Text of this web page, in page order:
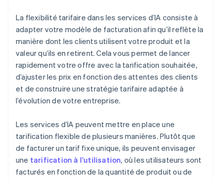
La flexibilité tarifaire dans les services d’IA consiste à
adapter votre modèle de facturation afin qu’il reflète la
manière dont les clients utilisent votre produit et la
valeur qu’ils en retirent. Cela vous permet de lancer
rapidement votre offre avec la tarification souhaitée,
d’ajuster les prix en fonction des attentes des clients
et de construire une stratégie tarifaire adaptée à
l’évolution de votre entreprise.
Les services d’IA peuvent mettre en place une
tarification flexible de plusieurs manières. Plutôt que
de facturer un tarif fixe unique, ils peuvent envisager
une tarification à l’utilisation, où les utilisateurs sont
facturés en fonction de la quantité de produit ou de